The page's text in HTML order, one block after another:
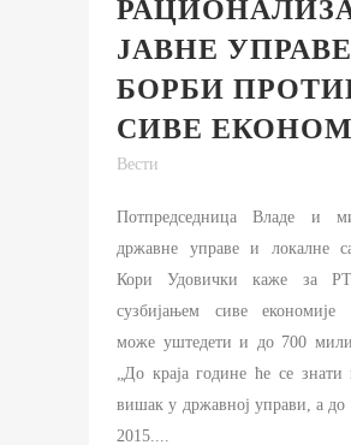
ЈАВНЕ
БОРБИ
СИВЕ
Вести
Потпредседница Владе и
државне управе и локалне
Кори Удовички каже за
сузбијањем сиве економије
може уштедети и до 700
„До краја године ће се знати
вишак у државној управи, а до
2015....